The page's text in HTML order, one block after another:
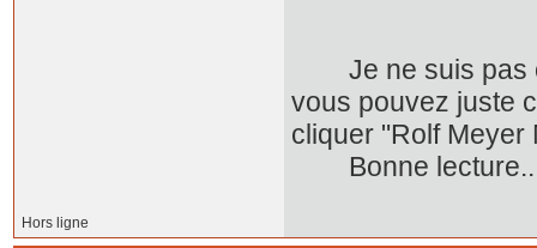
Je ne suis pas
vous pouvez juste
cliquer "Rolf
Bonne lecture...
Hors ligne